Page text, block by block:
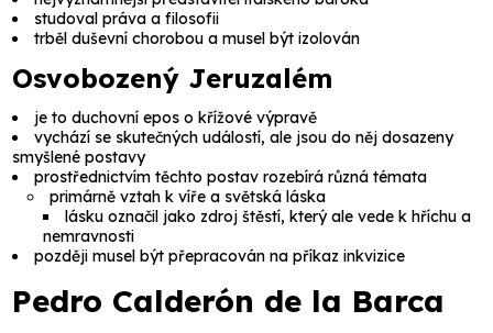
studoval práva a filosofii
trběl duševní chorobou a musel být izolován
Osvobozený Jeruzalém
je to duchovní epos o křížové výpravě
vychází se skutečných událostí, ale jsou do něj dosazeny
smyšlené postavy
prostřednictvím těchto postav rozebírá různá témata
primárně vztah k víře a světská láska
lásku označil jako zdroj štěstí, který ale vede k hříchu a
nemravnosti
později musel být přepracován na příkaz inkvizice
Pedro Calderón de la Barca